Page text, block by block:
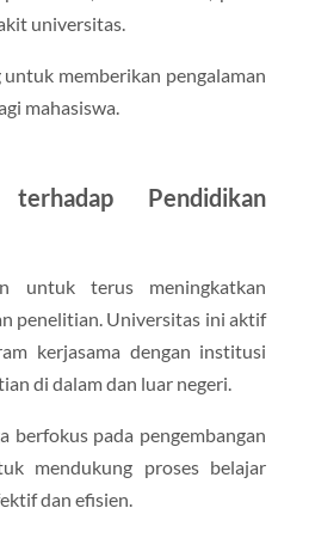
universitas.
memberikan pengalaman
mahasiswa.
Pendidikan
untuk terus meningkatkan
penelitian. Universitas ini aktif
kerjasama dengan institusi
di dalam dan luar negeri.
berfokus pada pengembangan
mendukung proses belajar
dan efisien.